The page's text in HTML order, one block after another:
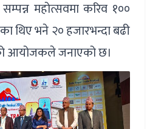
महोत्सवमा करिव १००
थिए भने २० हजारभन्दा बढी
आयोजकले जनाएको छ।